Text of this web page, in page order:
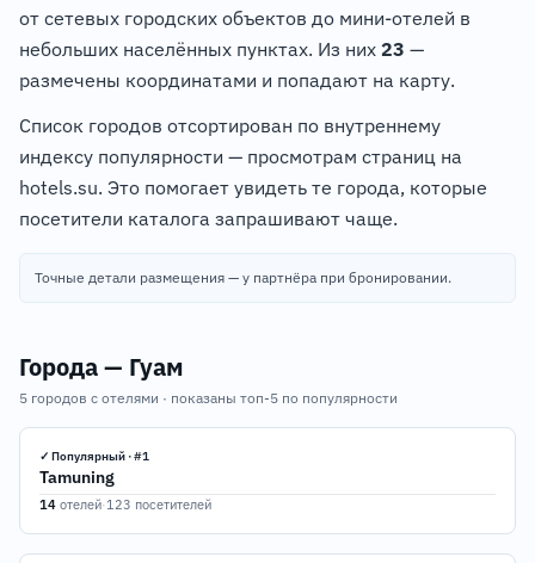
от сетевых городских объектов до мини-отелей в
небольших населённых пунктах. Из них 23 —
размечены координатами и попадают на карту.
Список городов отсортирован по внутреннему
индексу популярности — просмотрам страниц на
hotels.su. Это помогает увидеть те города, которые
посетители каталога запрашивают чаще.
Точные детали размещения — у партнёра при бронировании.
Города — Гуам
5 городов с отелями · показаны топ-5 по популярности
✓ Популярный · #1
Tamuning
14 отелей·123 посетителей